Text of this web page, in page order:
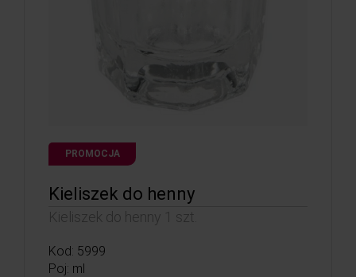
PROMOCJA
Kieliszek do henny
Kieliszek do henny 1 szt.
Kod: 5999
Poj: ml